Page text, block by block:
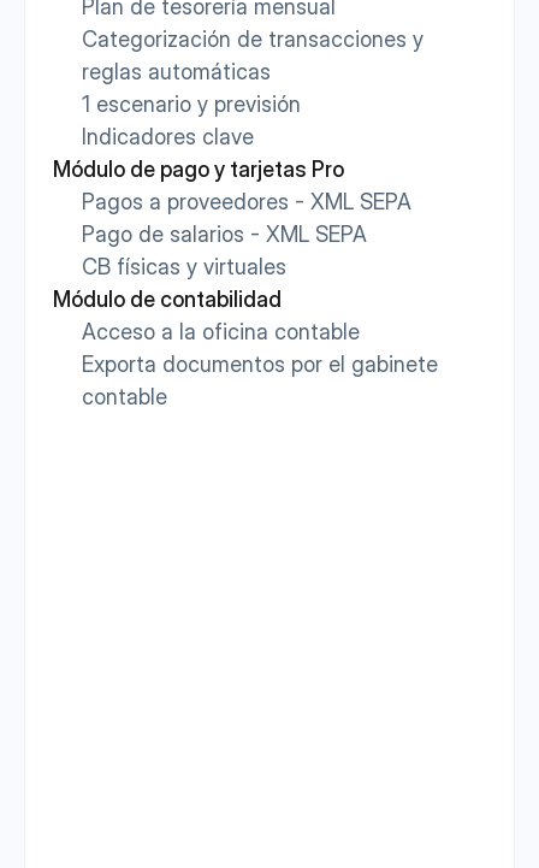
Plan de tesorería mensual
Categorización de transacciones y
reglas automáticas
1 escenario y previsión
Indicadores clave
Módulo de pago y tarjetas Pro
Pagos a proveedores - XML SEPA
CB físicas y virtuales
Pago de salarios - XML SEPA
Módulo de contabilidad
Exporta documentos por el gabinete
contable
Acceso a la oficina contable